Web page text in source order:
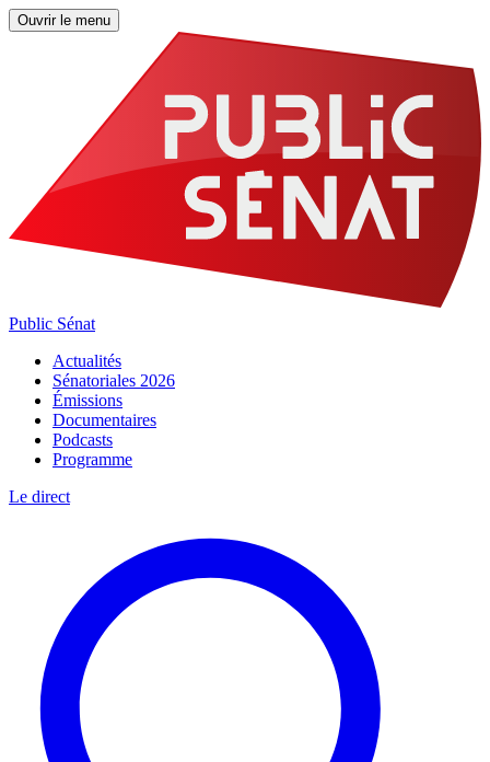
Ouvrir le menu
Public Sénat
Actualités
Sénatoriales 2026
Émissions
Documentaires
Podcasts
Programme
Le direct